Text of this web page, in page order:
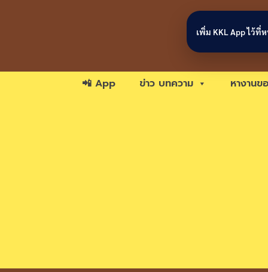
📲 App ข่าว บทความ หางานข
เพิ่ม KKL App ไว้